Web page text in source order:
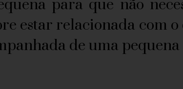
para que não
estar relacionada com
de uma